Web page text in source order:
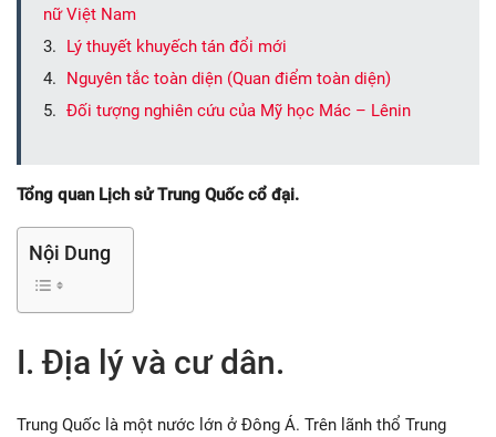
nữ Việt Nam
Lý thuyết khuyếch tán đổi mới
Nguyên tắc toàn diện (Quan điểm toàn diện)
Đối tượng nghiên cứu của Mỹ học Mác – Lênin
Tổng quan Lịch sử Trung Quốc cổ đại.
Nội Dung
I. Địa lý và cư dân.
Trung Quốc là một nước lớn ở Đông Á. Trên lãnh thổ Trung